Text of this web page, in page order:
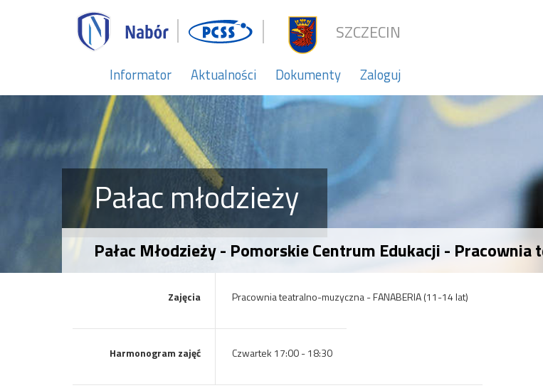
SZCZECIN
Informator Aktualności Dokumenty Zaloguj
Pałac młodzieży
Pałac Młodzieży - Pomorskie Centrum Edukacji -
Zajęcia Pracownia teatralno-muzyczna - FANABERIA (11-14 lat)
Harmonogram zajęć Czwartek 17:00 - 18:30